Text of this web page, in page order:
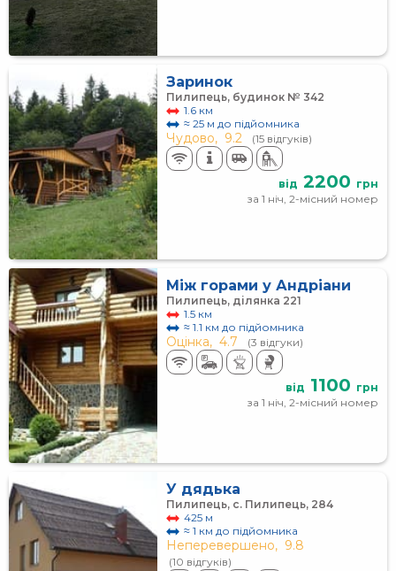
Заринок
Пилипець, будинок № 342
1.6 км
≈ 25 м до підйомника
Чудово, 9.2 (15 відгуків)
від 2200 грн
за 1 ніч, 2-місний номер
Між горами у Андріани
Пилипець, ділянка 221
1.5 км
≈ 1.1 км до підйомника
Оцінка, 4.7 (3 відгуки)
від 1100 грн
за 1 ніч, 2-місний номер
У дядька
Пилипець, с. Пилипець, 284
425 м
≈ 1 км до підйомника
Неперевершено, 9.8
(10 відгуків)